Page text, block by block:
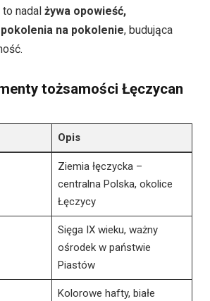
nadal żywa opowieść,
na pokolenie, budująca
tożsamości Łęczycan
Opis
Ziemia łęczycka –
centralna Polska, okolice
Łęczycy
Sięga IX wieku, ważny
ośrodek w państwie
Piastów
Kolorowe hafty, białe